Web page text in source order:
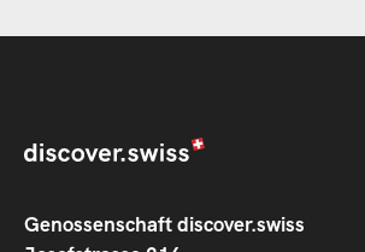
Genossenschaft discover.swiss